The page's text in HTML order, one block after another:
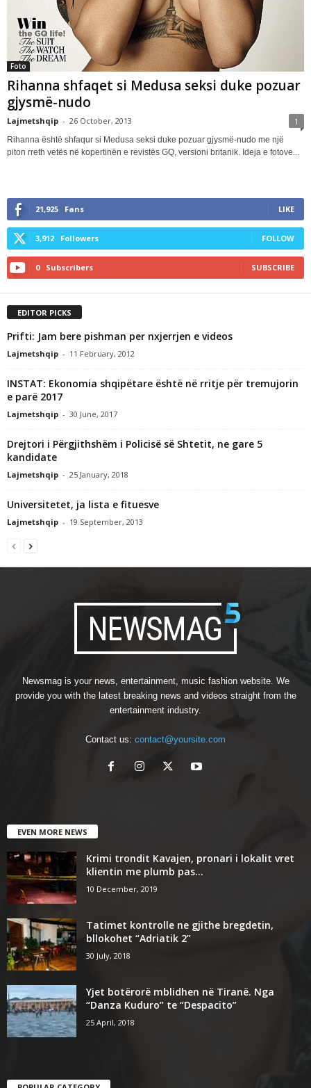
Foto
Rihanna shfaqet si Medusa seksi duke pozuar
gjysmë-nudo
Lajmetshqip - 26 October, 2013 1
Rihanna është shfaqur si Medusa seksi duke pozuar gjysmë-nudo me një
piton rreth vetës në kopertinën e revistës GQ, versioni britanik. Ideja e fotove...
21,925 Fans LIKE
3,912 Followers FOLLOW
0 Subscribers SUBSCRIBE
EDITOR PICKS
Prifti: Jam bere pishman per nxjerrjen e videos
Lajmetshqip - 11 February, 2012
INSTAT: Ekonomia shqipëtare është në rritje për tremujorin
e parë 2017
Lajmetshqip - 30 June, 2017
Drejtori i Përgjithshëm i Policisë së Shtetit, ne gare 5
kandidate
Lajmetshqip - 25 January, 2018
Universitetet, ja lista e fituesve
Lajmetshqip - 19 September, 2013
Newsmag is your news, entertainment, music fashion website. We
provide you with the latest breaking news and videos straight from the
entertainment industry.
Contact us: contact@yoursite.com
EVEN MORE NEWS
Krimi trondit Kavajen, pronari i lokalit vret
klientin me plumb pas...
10 December, 2019
Tatimet kontrolle ne gjithe bregdetin,
bllokohet “Adriatik 2”
30 July, 2018
Yjet botërorë mblidhen në Tiranë. Nga
“Danza Kuduro” te “Despacito”
25 April, 2018